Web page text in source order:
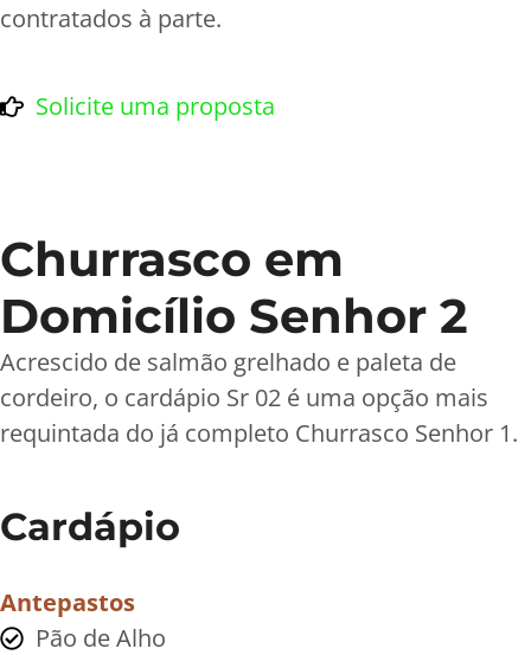
contratados à parte.
Solicite uma proposta
Churrasco em
Domicílio Senhor 2
Acrescido de salmão grelhado e paleta de
cordeiro, o cardápio Sr 02 é uma opção mais
requintada do já completo Churrasco Senhor 1.
Cardápio
Antepastos
Pão de Alho